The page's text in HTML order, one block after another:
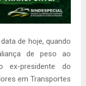
de hoje, quando
de peso ao
ex-presidente do
em Transportes